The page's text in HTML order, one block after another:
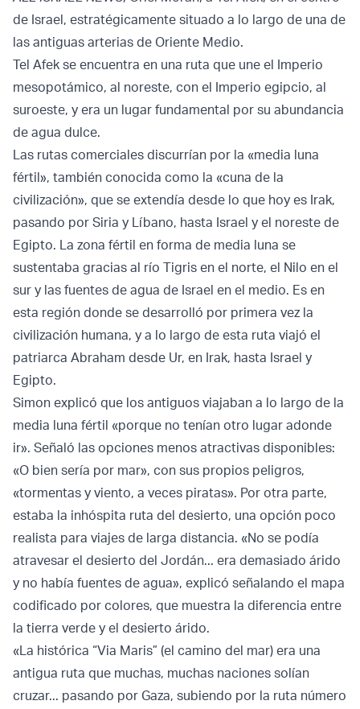
de Israel, estratégicamente situado a lo largo de una de
las antiguas arterias de Oriente Medio.
Tel Afek se encuentra en una ruta que une el Imperio
mesopotámico, al noreste, con el Imperio egipcio, al
suroeste, y era un lugar fundamental por su abundancia
de agua dulce.
Las rutas comerciales discurrían por la «media luna
fértil», también conocida como la «cuna de la
civilización», que se extendía desde lo que hoy es Irak,
pasando por Siria y Líbano, hasta Israel y el noreste de
Egipto. La zona fértil en forma de media luna se
sustentaba gracias al río Tigris en el norte, el Nilo en el
sur y las fuentes de agua de Israel en el medio. Es en
esta región donde se desarrolló por primera vez la
civilización humana, y a lo largo de esta ruta viajó el
patriarca Abraham desde Ur, en Irak, hasta Israel y
Egipto.
Simon explicó que los antiguos viajaban a lo largo de la
media luna fértil «porque no tenían otro lugar adonde
ir». Señaló las opciones menos atractivas disponibles:
«O bien sería por mar», con sus propios peligros,
«tormentas y viento, a veces piratas». Por otra parte,
estaba la inhóspita ruta del desierto, una opción poco
realista para viajes de larga distancia. «No se podía
atravesar el desierto del Jordán... era demasiado árido
y no había fuentes de agua», explicó señalando el mapa
codificado por colores, que muestra la diferencia entre
la tierra verde y el desierto árido.
«La histórica “Via Maris” (el camino del mar) era una
antigua ruta que muchas, muchas naciones solían
cruzar... pasando por Gaza, subiendo por la ruta número